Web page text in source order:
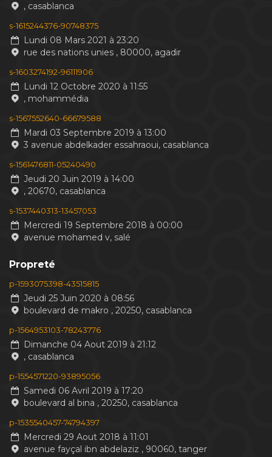
, casablanca
s-1615244376-90748375
Lundi 08 Mars 2021 à 23:20
rue des nations unies , 80000, agadir
s-1603274192-96111906
Lundi 12 Octobre 2020 à 11:55
, mohammédia
s-1567552640-66679588
Mardi 03 Septembre 2019 à 13:00
3 avenue abdelkader essahraoui, casablanca
s-1561476811-05240490
Jeudi 20 Juin 2019 à 14:00
, 20670, casablanca
s-1537440313-13457053
Mercredi 19 Septembre 2018 à 00:00
avenue mohamed v, salé
Propreté
p-1593075398-43515815
Jeudi 25 Juin 2020 à 08:56
boulevard de makro , 20250, casablanca
p-1564953103-78243776
Dimanche 04 Aout 2019 à 21:12
, casablanca
p-1554571220-93895056
Samedi 06 Avril 2019 à 17:20
boulevard al bina , 20250, casablanca
p-1535540457-74794397
Mercredi 29 Aout 2018 à 11:01
avenue fayçal ibn abdelaziz , 90060, tanger